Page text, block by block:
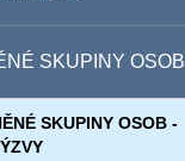
SKUPINY OSOB
SKUPINY OSOB -